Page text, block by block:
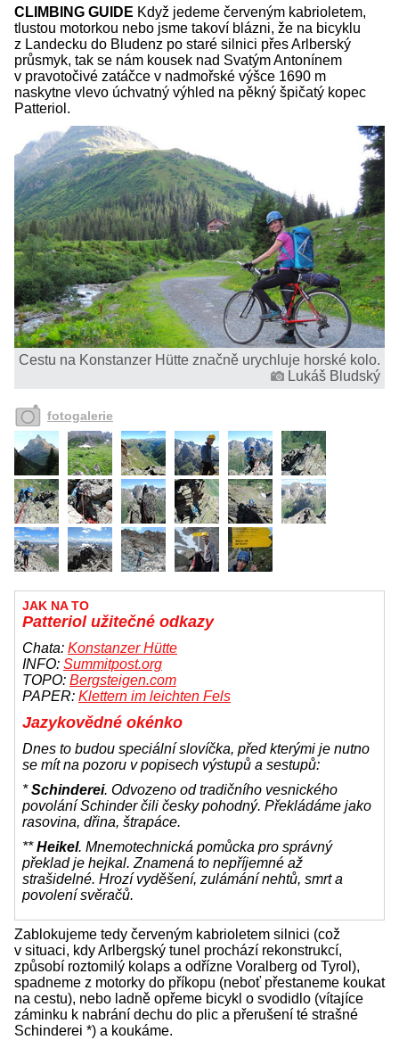
CLIMBING GUIDE Když jedeme červeným kabrioletem,
tlustou motorkou nebo jsme takoví blázni, že na bicyklu
z Landecku do Bludenz po staré silnici přes Arlberský
průsmyk, tak se nám kousek nad Svatým Antonínem
v pravotočivé zatáčce v nadmořské výšce 1690 m
naskytne vlevo úchvatný výhled na pěkný špičatý kopec
Patteriol.
Cestu na Konstanzer Hütte značně urychluje horské kolo.
Lukáš Bludský
fotogalerie
JAK NA TO
Patteriol užitečné odkazy
Chata: Konstanzer Hütte
INFO: Summitpost.org
TOPO: Bergsteigen.com
PAPER: Klettern im leichten Fels
Jazykovědné okénko
Dnes to budou speciální slovíčka, před kterými je nutno
se mít na pozoru v popisech výstupů a sestupů:
*Schinderei. Odvozeno od tradičního vesnického
povolání Schinder čili česky pohodný. Překládáme jako
rasovina, dřina, štrapáce.
**Heikel. Mnemotechnická pomůcka pro správný
překlad je hejkal. Znamená to nepříjemné až
strašidelné. Hrozí vyděšení, zulámání nehtů, smrt a
povolení svěračů.
Zablokujeme tedy červeným kabrioletem silnici (což
v situaci, kdy Arlbergský tunel prochází rekonstrukcí,
způsobí roztomilý kolaps a odřízne Voralberg od Tyrol),
spadneme z motorky do příkopu (neboť přestaneme koukat
na cestu), nebo ladně opřeme bicykl o svodidlo (vítajíce
záminku k nabrání dechu do plic a přerušení té strašné
Schinderei *) a koukáme.